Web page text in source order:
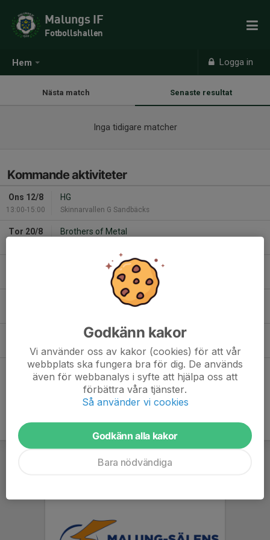
Hem Logga in
Malungs IF
Fotbollshallen
Nästa match Senaste resultat
Inga tidigare matcher
Kommande aktiviteter
Ons 12/8
13:00-15:00
HG
Skinnarvallen G Sandbäcks
Tor 20/8 Brothers of Metal
Brothers of Metal
Brothers of Metal
00:00-00:01
Brothers of Metal efterarbete
Skinnarvallen
Hela kalendern
Godkänn kakor
Vi använder oss av kakor (cookies) för att vår
webbplats ska fungera bra för dig. De används
även för webbanalys i syfte att hjälpa oss att
förbättra våra tjänster.
Så använder vi cookies
Godkänn alla kakor
Bara nödvändiga